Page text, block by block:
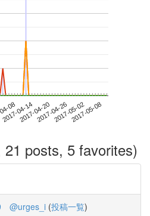
08
2017-04-142017-04-202017-04-262017-05-022017-05-08
21 posts, 5 favorites)
@urges_i (投稿一覧)